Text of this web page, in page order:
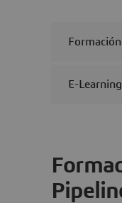
E-Learning